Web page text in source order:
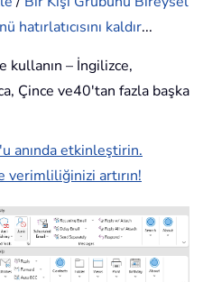
hatırlatıcısını kaldır...
– İngilizce,
Çince ve40'tan fazla başka
anında etkinleştirin.
artırın!